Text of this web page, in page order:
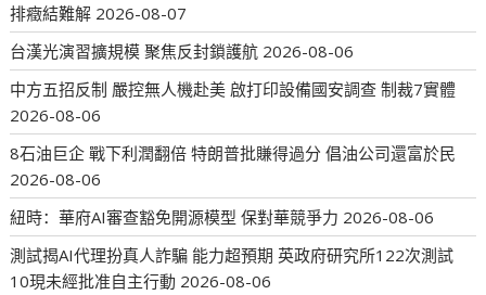
排癥結難解 2026-08-07
台漢光演習擴規模 聚焦反封鎖護航 2026-08-06
中方五招反制 嚴控無人機赴美 啟打印設備國安調查 制裁7實體
2026-08-06
8石油巨企 戰下利潤翻倍 特朗普批賺得過分 倡油公司還富於民
2026-08-06
紐時：華府AI審查豁免開源模型 保對華競爭力 2026-08-06
測試揭AI代理扮真人詐騙 能力超預期 英政府研究所122次測試
10現未經批准自主行動 2026-08-06